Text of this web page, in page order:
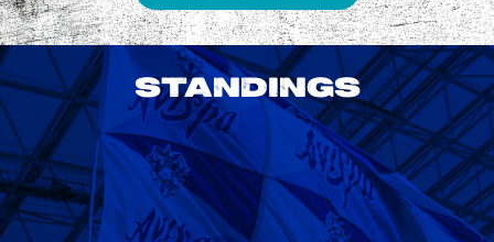
STANDINGS